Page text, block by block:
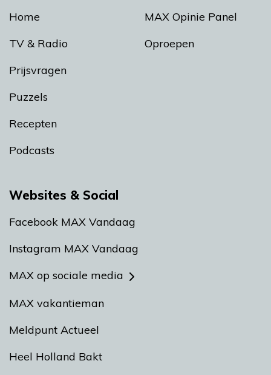
Home
TV & Radio
Prijsvragen
Puzzels
Recepten
Podcasts
MAX Opinie Panel
Oproepen
Websites & Social
Facebook MAX Vandaag
Instagram MAX Vandaag
MAX op sociale media
MAX vakantieman
Meldpunt Actueel
Heel Holland Bakt